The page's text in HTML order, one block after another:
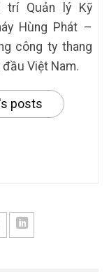
trí Quản lý Kỹ
Hùng Phát –
công ty thang
đầu Việt Nam.
posts